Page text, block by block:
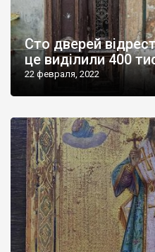
Сто дверей
це виділили 400
22 февраля, 2022